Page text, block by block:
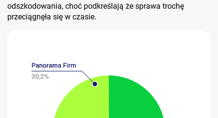
odszkodowania, choć podkreślają że sprawa trochę
przeciągnęła się w czasie.